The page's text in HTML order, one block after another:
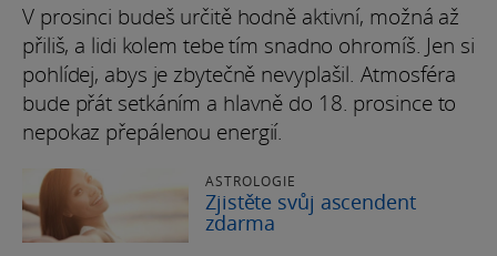
V prosinci budeš určitě hodně aktivní, možná až
přiliš, a lidi kolem tebe tím snadno ohromíš. Jen si
pohlídej, abys je zbytečně nevyplašil. Atmosféra
bude přát setkáním a hlavně do 18. prosince to
nepokaz přepálenou energií.
ASTROLOGIE
Zjistěte svůj ascendent
zdarma